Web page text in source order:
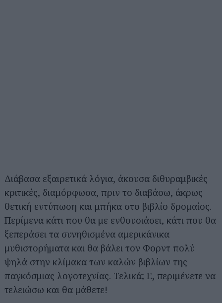
Διάβασα εξαιρετικά λόγια, άκουσα διθυραμβικές
κριτικές, διαμόρφωσα, πριν το διαβάσω, άκρως
θετική εντύπωση και μπήκα στο βιβλίο δρομαίος.
Περίμενα κάτι που θα με ενθουσιάσει, κάτι που θα
ξεπεράσει τα συνηθισμένα αμερικάνικα
μυθιστορήματα και θα βάλει τον Φορντ πολύ
ψηλά στην κλίμακα των καλών βιβλίων της
παγκόσμιας λογοτεχνίας. Τελικά; Ε, περιμένετε να
τελειώσω και θα μάθετε!